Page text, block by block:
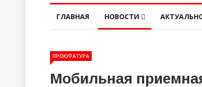
ГЛАВНАЯ НОВОСТИ
ПРОКУРАТУРА
Мобильная